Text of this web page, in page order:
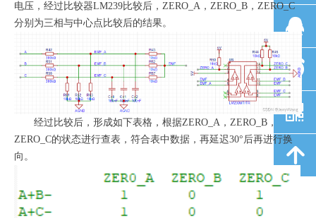
电压，经过比较器LM239比较后，ZERO_A，ZERO_B，ZERO_C
分别为三相与中心点比较后的结果。
经过比较后，形成如下表格，根据ZERO_A，ZERO_B，
ZERO_C的状态进行查表，符合表中数据，再延迟30° 后再进行换
向。
뀩
뀥
낃
녕